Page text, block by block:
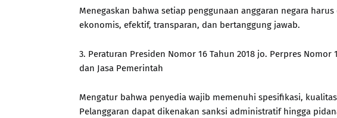
Menegaskan bahwa setiap penggunaan anggaran negara
ekonomis, efektif, transparan, dan bertanggung jawab.
3. Peraturan Presiden Nomor 16 Tahun 2018 jo. Perpres Nomor
dan Jasa Pemerintah
Mengatur bahwa penyedia wajib memenuhi spesifikasi,
Pelanggaran dapat dikenakan sanksi administratif hingga